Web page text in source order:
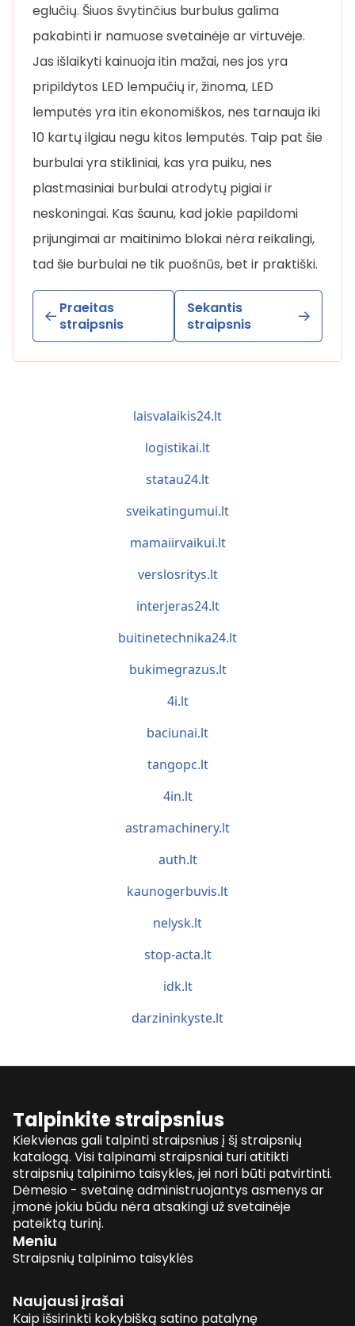
eglučių. Šiuos švytinčius burbulus galima
pakabinti ir namuose svetainėje ar virtuvėje.
Jas išlaikyti kainuoja itin mažai, nes jos yra
pripildytos LED lempučių ir, žinoma, LED
lemputės yra itin ekonomiškos, nes tarnauja iki
10 kartų ilgiau negu kitos lemputės. Taip pat šie
burbulai yra stikliniai, kas yra puiku, nes
plastmasiniai burbulai atrodytų pigiai ir
neskoningai. Kas šaunu, kad jokie papildomi
prijungimai ar maitinimo blokai nėra reikalingi,
tad šie burbulai ne tik puošnūs, bet ir praktiški.
Praeitas
straipsnis
Sekantis
straipsnis
laisvalaikis24.lt
logistikai.lt
statau24.lt
sveikatingumui.lt
mamaiirvaikui.lt
verslosritys.lt
interjeras24.lt
buitinetechnika24.lt
bukimegrazus.lt
4i.lt
baciunai.lt
tangopc.lt
4in.lt
astramachinery.lt
auth.lt
kaunogerbuvis.lt
nelysk.lt
stop-acta.lt
idk.lt
darzininkyste.lt
Talpinkite straipsnius
Kiekvienas gali talpinti straipsnius į šį straipsnių
katalogą. Visi talpinami straipsniai turi atitikti
straipsnių talpinimo taisykles, jei nori būti patvirtinti.
Dėmesio - svetainę administruojantys asmenys ar
įmonė jokiu būdu nėra atsakingi už svetainėje
pateiktą turinį.
Meniu
Straipsnių talpinimo taisyklės
Naujausi įrašai
Kaip išsirinkti kokybišką satino patalynę